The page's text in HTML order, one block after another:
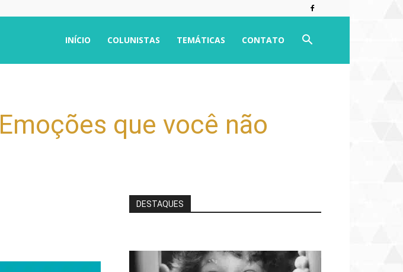
INÍCIO COLUNISTAS TEMÁTICAS CONTATO
que você não
DESTAQUES